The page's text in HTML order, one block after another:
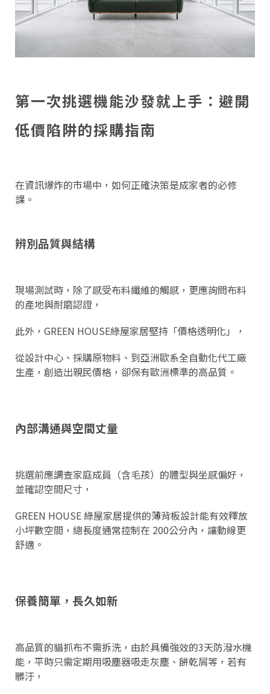
第一次挑選機能沙發就上手：避開
低價陷阱的採購指南
在資訊爆炸的市場中，如何正確決策是成家者的必修
課。
辨別品質與結構
現場測試時，除了感受布料纖維的觸感，更應詢問布料
的產地與耐磨認證，
此外，GREEN HOUSE綠屋家居堅持「價格透明化」，
從設計中心、採購原物料、到亞洲歐系全自動化代工廠
生產，創造出親民價格，卻保有歐洲標準的高品質。
內部溝通與空間丈量
挑選前應調查家庭成員（含毛孩）的體型與坐感偏好，
並確認空間尺寸，
GREEN HOUSE 綠屋家居提供的薄背板設計能有效釋放
小坪數空間，總長度通常控制在 200公分內，讓動線更
舒適。
保養簡單，長久如新
高品質的貓抓布不需拆洗，由於具備強效的3天防潑水機
能，平時只需定期用吸塵器吸走灰塵、餅乾屑等，若有
髒汙，